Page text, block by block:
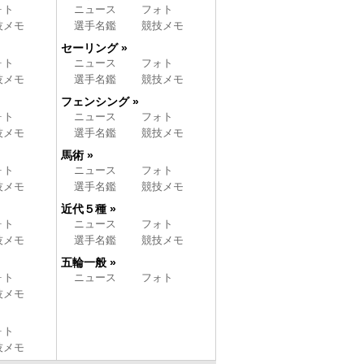
ト
メモ
ト
メモ
ト
メモ
ト
メモ
ト
メモ
ト
メモ
ト
メモ
ニュース
フォト
選手名鑑
競技メモ
セーリング »
ニュース
フォト
選手名鑑
競技メモ
フェンシング »
ニュース
フォト
選手名鑑
競技メモ
馬術 »
ニュース
フォト
選手名鑑
競技メモ
近代５種 »
ニュース
フォト
選手名鑑
競技メモ
五輪一般 »
ニュース フォト